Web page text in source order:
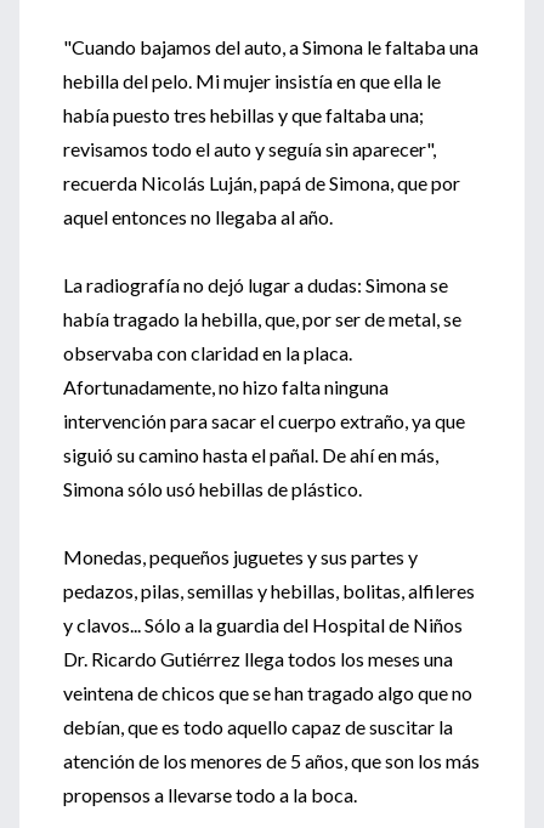
"Cuando bajamos del auto, a Simona le faltaba una
hebilla del pelo. Mi mujer insistía en que ella le
había puesto tres hebillas y que faltaba una;
revisamos todo el auto y seguía sin aparecer",
recuerda Nicolás Luján, papá de Simona, que por
aquel entonces no llegaba al año.
La radiografía no dejó lugar a dudas: Simona se
había tragado la hebilla, que, por ser de metal, se
observaba con claridad en la placa.
Afortunadamente, no hizo falta ninguna
intervención para sacar el cuerpo extraño, ya que
siguió su camino hasta el pañal. De ahí en más,
Simona sólo usó hebillas de plástico.
Monedas, pequeños juguetes y sus partes y
pedazos, pilas, semillas y hebillas, bolitas, alfileres
y clavos... Sólo a la guardia del Hospital de Niños
Dr. Ricardo Gutiérrez llega todos los meses una
veintena de chicos que se han tragado algo que no
debían, que es todo aquello capaz de suscitar la
atención de los menores de 5 años, que son los más
propensos a llevarse todo a la boca.